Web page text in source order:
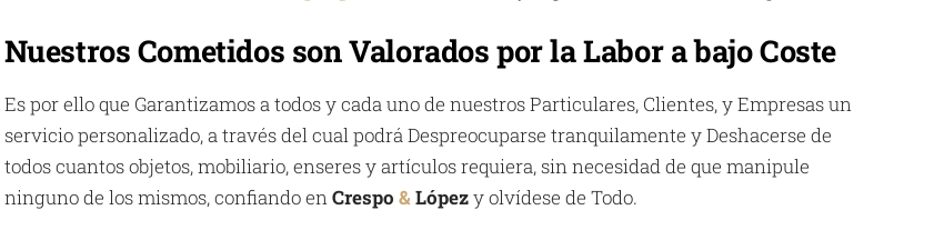
Nuestros Cometidos son Valorados por la Labor a bajo Coste
Es por ello que Garantizamos a todos y cada uno de nuestros Particulares, Clientes, y Empresas un
servicio personalizado, a través del cual podrá Despreocuparse tranquilamente y Deshacerse de
todos cuantos objetos, mobiliario, enseres y artículos requiera, sin necesidad de que manipule
ninguno de los mismos, confiando enCrespo &Lópezy olvídese de Todo.